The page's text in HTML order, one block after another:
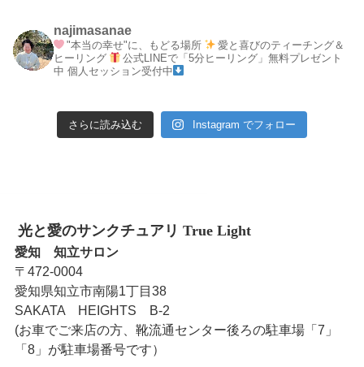
najimasanae
"本当の幸せ"に、もどる場所
愛と喜びのティーチング＆
ヒーリング
公式LINEで「5分ヒーリング」無料プレゼント
中 個人セッション受付中
さらに読み込む Instagram でフォロー
光と愛のサンクチュアリ True Light
愛知 知立サロン
〒472-0004
愛知県知立市南陽1丁目38
SAKATA HEIGHTS B-2
(お車でご来店の方、靴流通センター後ろの駐車場「7」
「8」が駐車場番号です）